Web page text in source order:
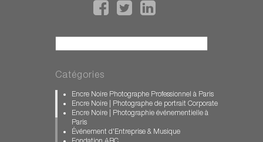
Catégories
Encre Noire Photographe Professionnel à Paris
Encre Noire | Photographe de portrait Corporate
Encre Noire | Photographie événementielle à
Paris
Événement d'Entreprise & Musique